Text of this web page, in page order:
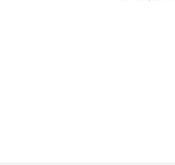
Pritraukti